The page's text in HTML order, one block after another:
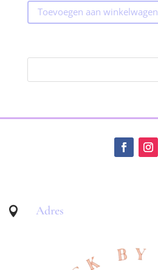
Toevoegen aan winkelwagen
 Adres